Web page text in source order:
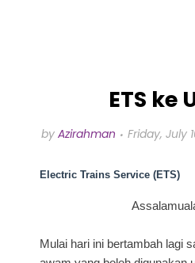
ETS ke
by Azirahman Friday, July
Electric Trains Service (ETS)
Mulai hari ini bertambah lagi